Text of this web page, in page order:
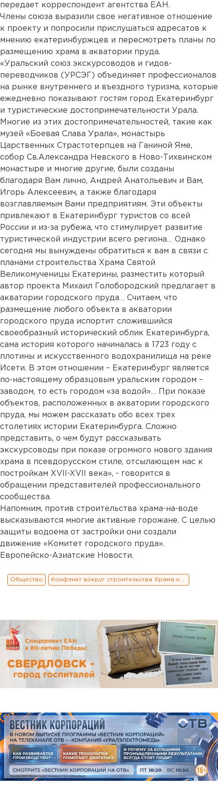
передает корреспондент агентства ЕАН.
Члены союза выразили свое негативное отношение
к проекту и попросили прислушаться адресатов к
мнению екатеринбуржцев и пересмотреть планы по
размещению храма в акватории пруда.
«Уральский союз экскурсоводов и гидов-
переводчиков (УРСЭГ) объединяет профессионалов
на рынке внутреннего и въездного туризма, которые
ежедневно показывают гостям город Екатеринбург
и туристические достопримечательности Урала.
Многие из этих достопримечательностей, такие как
музей «Боевая Слава Урала», монастырь
Царственных Страстотерпцев на Ганиной Яме,
собор Св.Александра Невского в Ново-Тихвинском
монастыре и многие другие, были созданы
благодаря Вам лично, Андрей Анатольевич и Вам,
Игорь Алексеевич, а также благодаря
возглавляемым Вами предприятиям. Эти объекты
привлекают в Екатеринбург туристов со всей
России и из-за рубежа, что стимулирует развитие
туристической индустрии всего региона… Однако
сегодня мы вынуждены обратиться к вам в связи с
планами строительства Храма Святой
Великомученицы Екатерины, разместить который
автор проекта Михаил Голобородский предлагает в
акватории городского пруда… Считаем, что
размещение любого объекта в акватории
городского пруда испортит сложившийся
своеобразный исторический облик Екатеринбурга,
сама история которого начиналась в 1723 году с
плотины и искусственного водохранилища на реке
Исети. В этом отношении – Екатеринбург является
по-настоящему образцовым уральским городом –
заводом, то есть городом «за водой»… При показе
объектов, расположенных в акватории городского
пруда, мы можем рассказать обо всех трех
столетиях истории Екатеринбурга. Сложно
представить, о чем будут рассказывать
экскурсоводы при показе огромного нового здания
храма в псевдорусском стиле, отсылающем нас к
постройкам XVII-XVII века», - говорится в
обращении представителей профессионального
сообщества.
Напомним, против строительства храма-на-воде
высказываются многие активные горожане. С целью
защиты водоема от застройки они создали
движение «Комитет городского пруда».
Европейско-Азиатские Новости.
Общество